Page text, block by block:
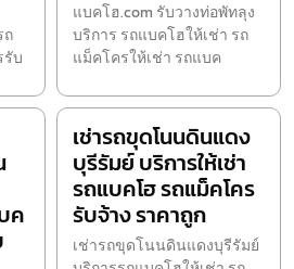
ถ
บ
แบคโฮ.com รับวางท่อพัทลุง
บริการ รถแบคโฮให้เช่า รถ
แม็คโครให้เช่า รถแบค
ค
เช่ารถขุดโนนดินแดง
บุรีรัมย์ บริการให้เช่า
รถแบคโฮ รถแม็คโคร
รับจ้าง ราคาถูก
เช่ารถขุดโนนดินแดงบุรีรัมย์